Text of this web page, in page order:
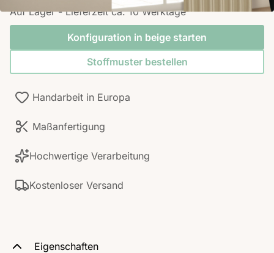
Auf Lager - Lieferzeit ca. 10 Werktage
Konfiguration in beige starten
Stoffmuster bestellen
Handarbeit in Europa
Maßanfertigung
Hochwertige Verarbeitung
Kostenloser Versand
Eigenschaften